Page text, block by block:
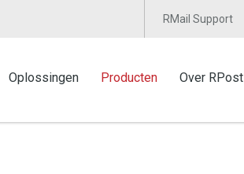
RMail Support
Oplossingen Producten Over RPost